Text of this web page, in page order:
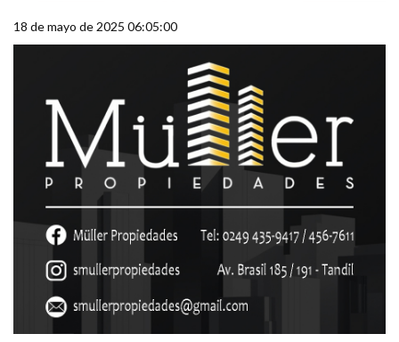
18 de mayo de 2025 06:05:00